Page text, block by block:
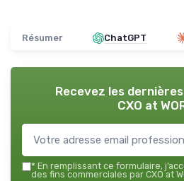
Résumer ChatGPT
Recevez les
CXO at
* En remplissant ce formulaire,
des fins commerciales par CXO at